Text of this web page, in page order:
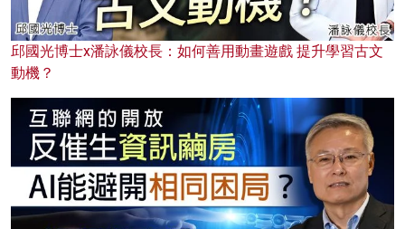
邱國光博士x潘詠儀校長：如何善用動畫遊戲 提升學習古文
動機？